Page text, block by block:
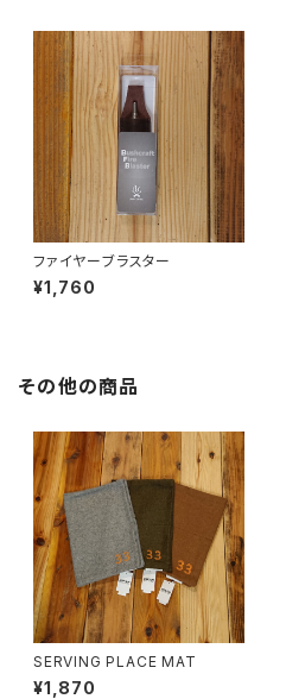
ファイヤーブラスター
¥1,760
その他の商品
SERVING PLACE MAT
¥1,870